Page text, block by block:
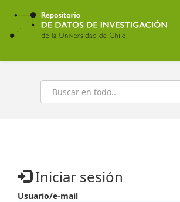
Ir
contenido
principal
Buscar
Iniciar sesión
Usuario/e-mail